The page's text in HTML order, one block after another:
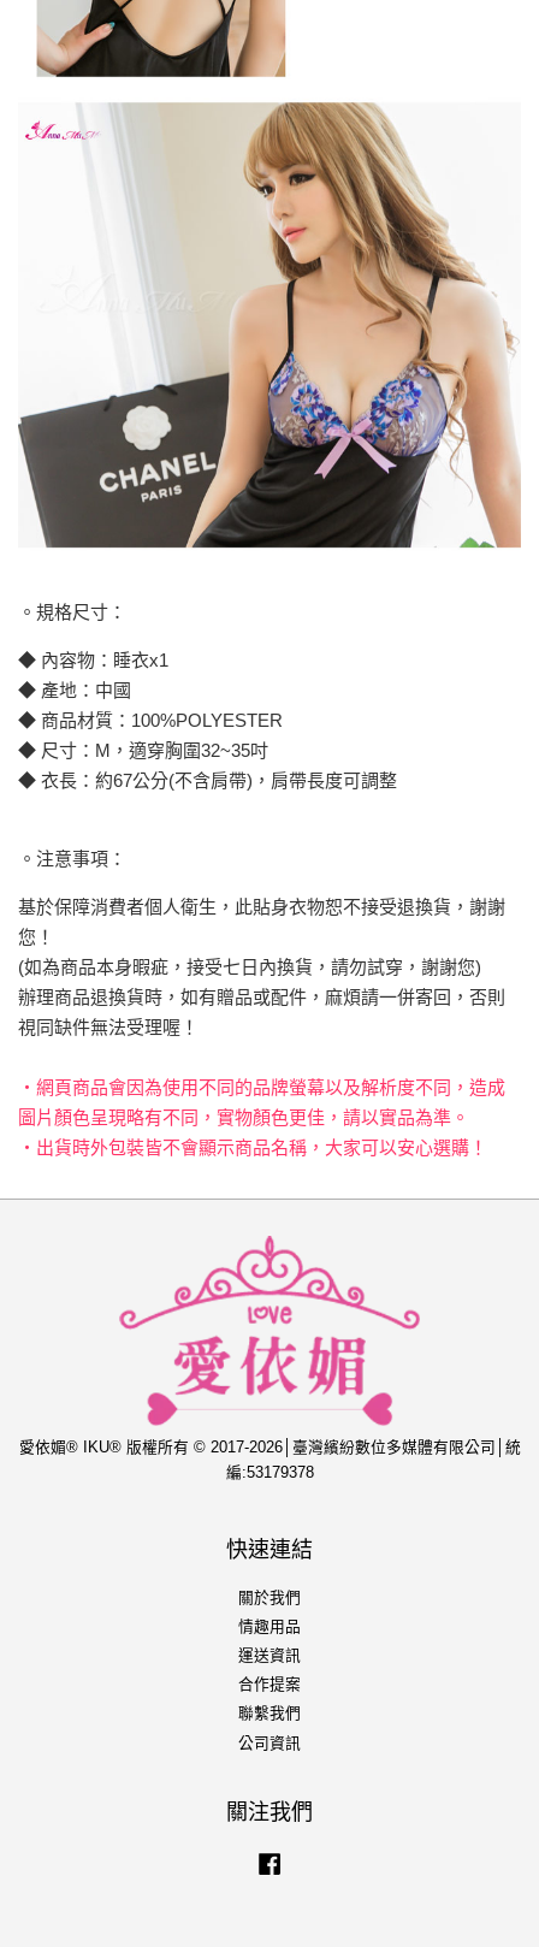
。規格尺寸：
◆ 內容物：睡衣x1
◆ 產地：中國
◆ 商品材質：100%POLYESTER
◆ 尺寸：M，適穿胸圍32~35吋
◆ 衣長：約67公分(不含肩帶)，肩帶長度可調整
。注意事項：
基於保障消費者個人衛生，此貼身衣物恕不接受退換貨，謝謝
您！
(如為商品本身暇疵，接受七日內換貨，請勿試穿，謝謝您)
辦理商品退換貨時，如有贈品或配件，麻煩請一併寄回，否則
視同缺件無法受理喔！
‧網頁商品會因為使用不同的品牌螢幕以及解析度不同，造成
圖片顏色呈現略有不同，實物顏色更佳，請以實品為準。
‧出貨時外包裝皆不會顯示商品名稱，大家可以安心選購！
愛依媚® IKU® 版權所有 © 2017-2026│臺灣繽紛數位多媒體有限公司│統
編:53179378
快速連結
關於我們
情趣用品
運送資訊
合作提案
聯繫我們
公司資訊
關注我們